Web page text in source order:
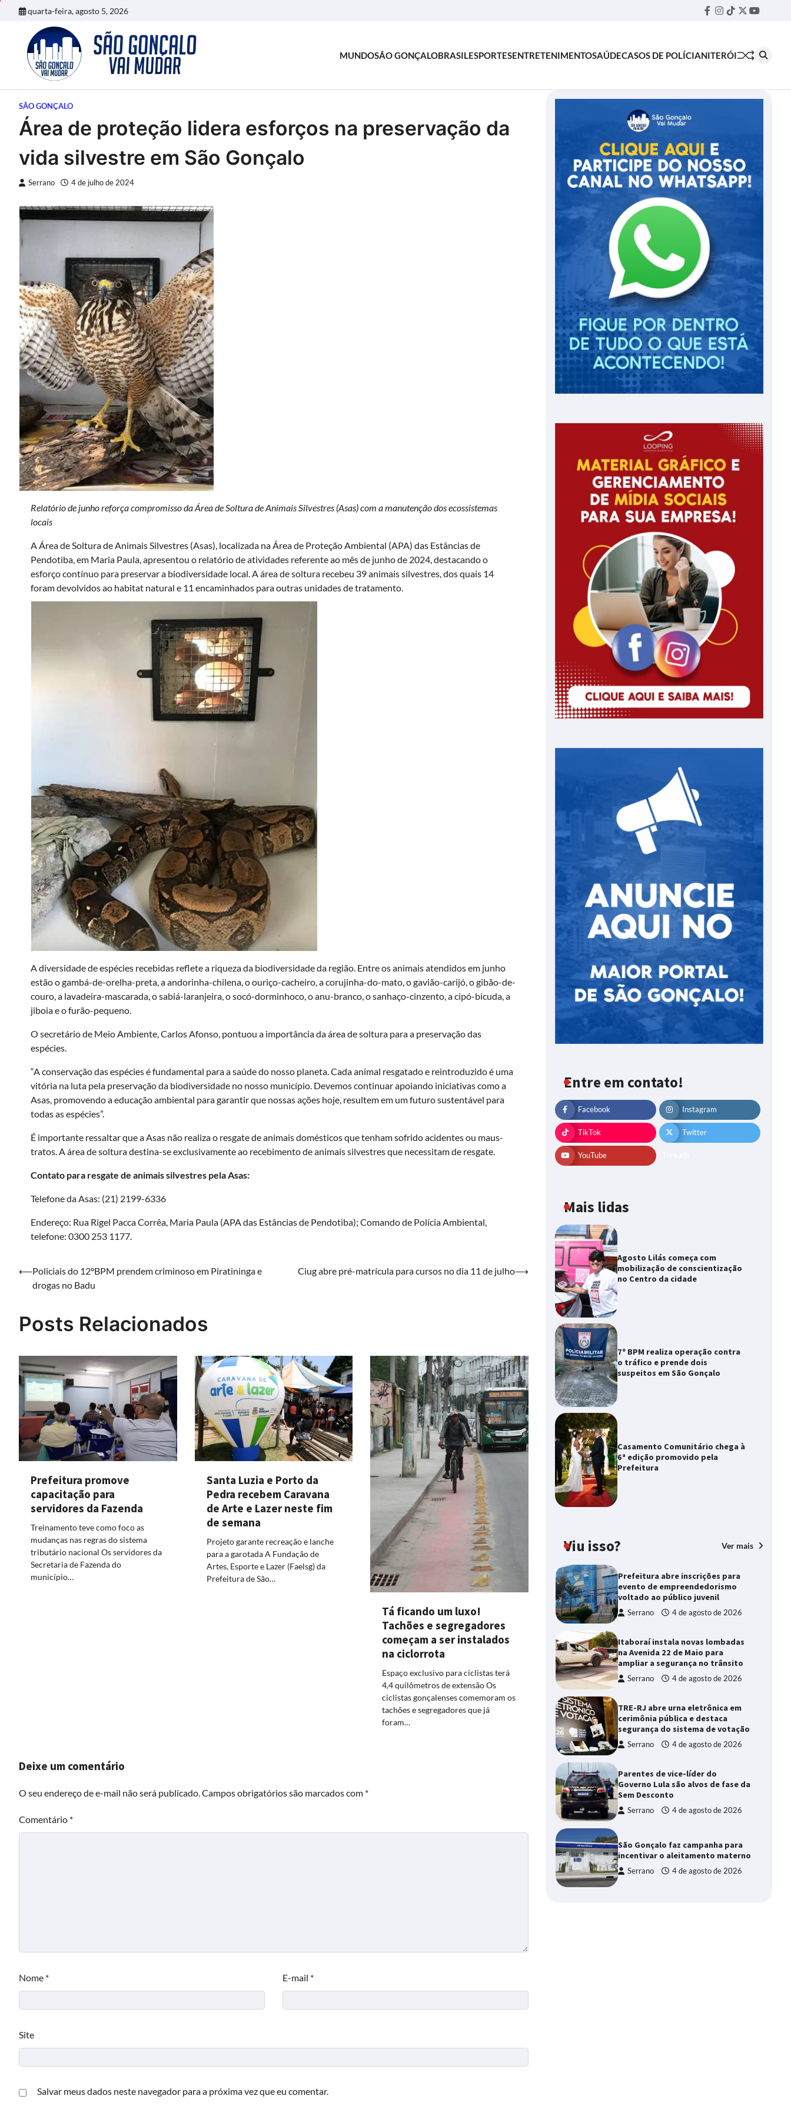
quarta-feira, agosto 5, 2026 Facebook
Instagram
TikTok
TwitterYouTube
MUNDOSÃO GONÇALOBRASILESPORTESENTRETENIMENTOSAÚDECASOS DE POLÍCIANITERÓI
SÃO GONÇALO
Área de proteção lidera esforços na preservação da
vida silvestre em São Gonçalo
Serrano 4 de julho de 2024
Relatório de junho reforça compromisso da Área de Soltura de Animais Silvestres (Asas) com a manutenção dos ecossistemas
locais
A Área de Soltura de Animais Silvestres (Asas), localizada na Área de Proteção Ambiental (APA) das Estâncias de
Pendotiba, em Maria Paula, apresentou o relatório de atividades referente ao mês de junho de 2024, destacando o
esforço contínuo para preservar a biodiversidade local. A área de soltura recebeu 39 animais silvestres, dos quais 14
foram devolvidos ao habitat natural e 11 encaminhados para outras unidades de tratamento.
A diversidade de espécies recebidas reflete a riqueza da biodiversidade da região. Entre os animais atendidos em junho
estão o gambá-de-orelha-preta, a andorinha-chilena, o ouriço-cacheiro, a corujinha-do-mato, o gavião-carijó, o gibão-de-
couro, a lavadeira-mascarada, o sabiá-laranjeira, o socó-dorminhoco, o anu-branco, o sanhaço-cinzento, a cipó-bicuda, a
jiboia e o furão-pequeno.
O secretário de Meio Ambiente, Carlos Afonso, pontuou a importância da área de soltura para a preservação das
espécies.
“A conservação das espécies é fundamental para a saúde do nosso planeta. Cada animal resgatado e reintroduzido é uma
vitória na luta pela preservação da biodiversidade no nosso município. Devemos continuar apoiando iniciativas como a
Asas, promovendo a educação ambiental para garantir que nossas ações hoje, resultem em um futuro sustentável para
todas as espécies”.
É importante ressaltar que a Asas não realiza o resgate de animais domésticos que tenham sofrido acidentes ou maus-
tratos. A área de soltura destina-se exclusivamente ao recebimento de animais silvestres que necessitam de resgate.
Contato para resgate de animais silvestres pela Asas:
Telefone da Asas: (21) 2199-6336
Endereço: Rua Rigel Pacca Corrêa, Maria Paula (APA das Estâncias de Pendotiba); Comando de Polícia Ambiental,
telefone: 0300 253 1177.
Navegação
⟵Policiais do 12ºBPM prendem criminoso em Piratininga e
drogas no Badu
Ciug abre pré-matrícula para cursos no dia 11 de julho⟶
Posts Relacionados
Prefeitura promove
capacitação para
servidores da Fazenda
Treinamento teve como foco as
mudanças nas regras do sistema
tributário nacional Os servidores da
Secretaria de Fazenda do
município…
Santa Luzia e Porto da
Pedra recebem Caravana
de Arte e Lazer neste fim
de semana
Projeto garante recreação e lanche
para a garotada A Fundação de
Artes, Esporte e Lazer (Faelsg) da
Prefeitura de São…
Tá ficando um luxo!
Tachões e segregadores
começam a ser instalados
na ciclorrota
Espaço exclusivo para ciclistas terá
4,4 quilômetros de extensão Os
ciclistas gonçalenses comemoram os
tachões e segregadores que já
foram…
Deixe um comentário
O seu endereço de e-mail não será publicado.Campos obrigatórios são marcados com *
Comentário *
Nome * E-mail *
Site
Salvar meus dados neste navegador para a próxima vez que eu comentar.
Entre em contato!
Facebook Instagram
TikTok Twitter
YouTube
Mais lidas
Agosto Lilás começa com
mobilização de conscientização
no Centro da cidade
7º BPM realiza operação contra
o tráfico e prende dois
suspeitos em São Gonçalo
Casamento Comunitário chega à
6ª edição promovido pela
Prefeitura
Viu isso? Ver mais
Prefeitura abre inscrições para
evento de empreendedorismo
voltado ao público juvenil
Serrano 4 de agosto de 2026
Itaboraí instala novas lombadas
na Avenida 22 de Maio para
ampliar a segurança no trânsito
Serrano 4 de agosto de 2026
TRE-RJ abre urna eletrônica em
cerimônia pública e destaca
segurança do sistema de votação
Serrano 4 de agosto de 2026
Parentes de vice-líder do
Governo Lula são alvos de fase da
Sem Desconto
Serrano 4 de agosto de 2026
São Gonçalo faz campanha para
incentivar o aleitamento materno
Serrano 4 de agosto de 2026